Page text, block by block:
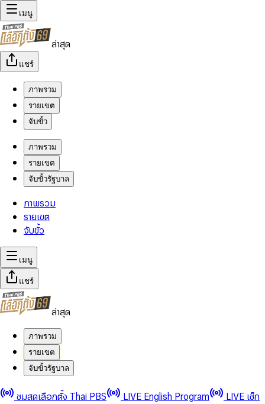
เมนู
ล่าสุด
แชร์
ภาพรวม
รายเขต
จับขั้ว
ภาพรวม
รายเขต
จับขั้วรัฐบาล
ภาพรวม
รายเขต
จับขั้ว
เมนู
แชร์
ล่าสุด
ภาพรวม
รายเขต
จับขั้วรัฐบาล
ชมสดเลือกตั้ง Thai PBS LIVE English Program
LIVE เช็ก
0
1
0
1 0